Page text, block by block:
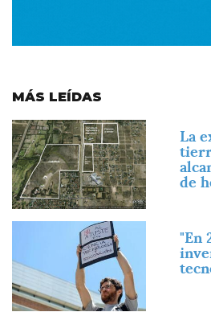
MÁS LEÍDAS
Imagen
La
de
"En